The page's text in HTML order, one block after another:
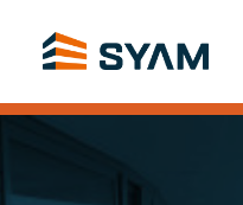
CONTACT